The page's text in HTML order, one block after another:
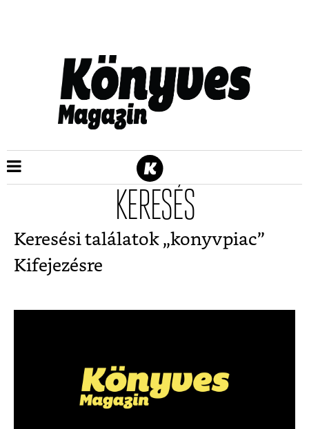
KERESÉS
Keresési találatok „konyvpiac”
Kifejezésre